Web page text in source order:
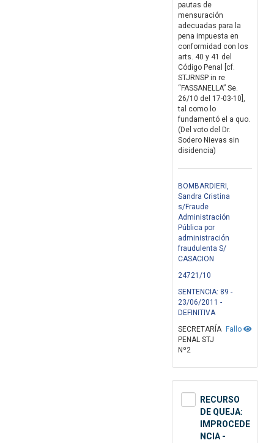
pautas de
mensuración
adecuadas para la
pena impuesta en
conformidad con los
arts. 40 y 41 del
Código Penal [cf.
STJRNSP in re
“FASSANELLA” Se.
26/10 del 17-03-10],
tal como lo
fundamentó el a quo.
(Del voto del Dr.
Sodero Nievas sin
disidencia)
BOMBARDIERI,
Sandra Cristina
s/Fraude
Administración
Pública por
administración
fraudulenta S/
CASACION
24721/10
SENTENCIA: 89 -
23/06/2011 -
DEFINITIVA
Fallo
SECRETARÍA
PENAL STJ
Nº2
RECURSO
DE QUEJA:
IMPROCEDE
NCIA -